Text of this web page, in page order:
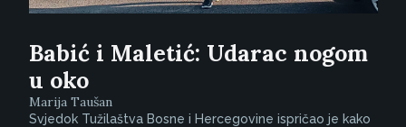
Babić i Maletić: Udarac nogom
u oko
Marija Taušan
Svjedok Tužilaštva Bosne i Hercegovine ispričao je kako